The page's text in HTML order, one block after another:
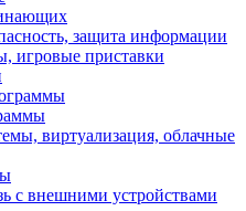
защита информации
игровые приставки
виртуализация, облачные
с внешними устройствами